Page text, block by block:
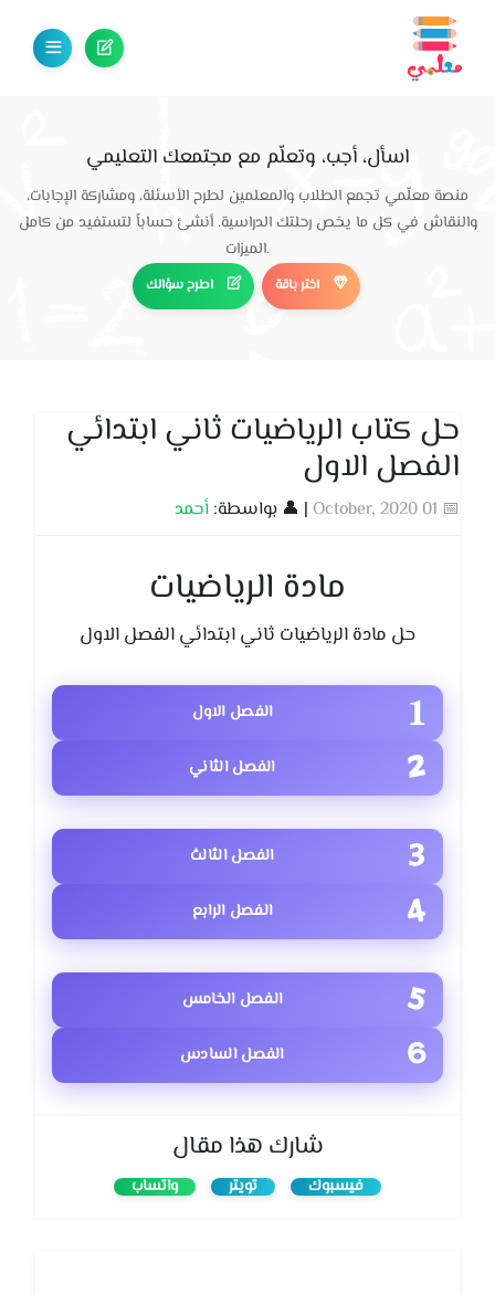
اسأل، أجب، وتعلّم مع مجتمعك التعليمي
منصة معلّمي تجمع الطلاب والمعلمين لطرح الأسئلة، ومشاركة الإجابات،
والنقاش في كل ما يخص رحلتك الدراسية. أنشئ حساباً لتستفيد من كامل
الميزات.
اطرح سؤالك اختر باقة
حل كتاب الرياضيات ثاني ابتدائي
الفصل الاول
📅 01 October, 2020 | 👤 بواسطة: أحمد
مادة الرياضيات
حل مادة الرياضيات ثاني ابتدائي الفصل الاول
الفصل الاول
الفصل الثاني
الفصل الثالث
الفصل الرابع
الفصل الخامس
الفصل السادس
شارك هذا مقال
فيسبوك تويتر واتساب